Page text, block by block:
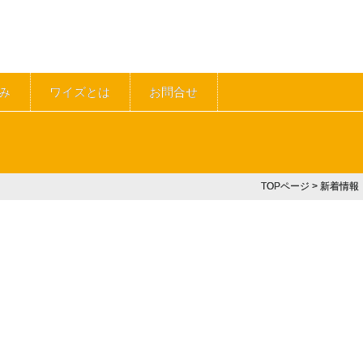
ワイズとは お問合せ
TOPページ > 新着情報